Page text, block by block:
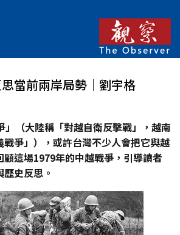
當前兩岸局勢│劉宇格
」（大陸稱「對越自衛反擊戰」，越南
爭」），或許台灣不少人會把它與越
顧這場1979年的中越戰爭，引導讀者
史反思。